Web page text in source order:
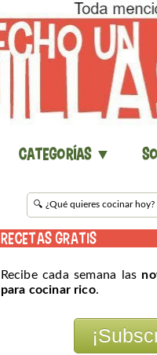
Categorías ▼
RECETAS GRATIS
Recibe cada semana las
para cocinar rico.